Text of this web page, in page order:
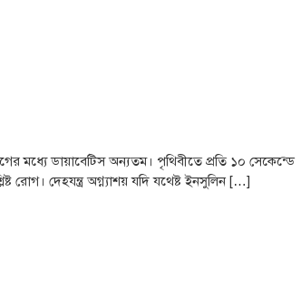
মধ্যে ডায়াবেটিস অন্যতম। পৃথিবীতে প্রতি ১০ সেকেন্ডে
রোগ। দেহযন্ত্র অগ্ন্যাশয় যদি যথেষ্ট ইনসুলিন […]